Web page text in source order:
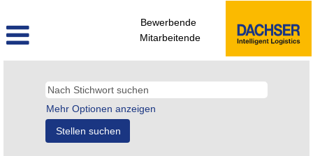
Bewerbende
Mitarbeitende
Mehr Optionen anzeigen